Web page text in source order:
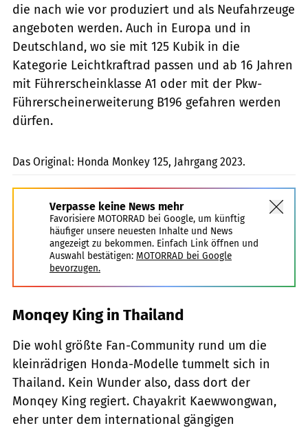
die nach wie vor produziert und als Neufahrzeuge
angeboten werden. Auch in Europa und in
Deutschland, wo sie mit 125 Kubik in die
Kategorie Leichtkraftrad passen und ab 16 Jahren
mit Führerscheinklasse A1 oder mit der Pkw-
Führerscheinerweiterung B196 gefahren werden
dürfen.
Das Original: Honda Monkey 125, Jahrgang 2023.
Verpasse keine News mehr
Favorisiere MOTORRAD bei Google, um künftig
häufiger unsere neuesten Inhalte und News
angezeigt zu bekommen. Einfach Link öffnen und
Auswahl bestätigen: MOTORRAD bei Google
bevorzugen.
Monqey King in Thailand
Die wohl größte Fan-Community rund um die
kleinrädrigen Honda-Modelle tummelt sich in
Thailand. Kein Wunder also, dass dort der
Monqey King regiert. Chayakrit Kaewwongwan,
eher unter dem international gängigen